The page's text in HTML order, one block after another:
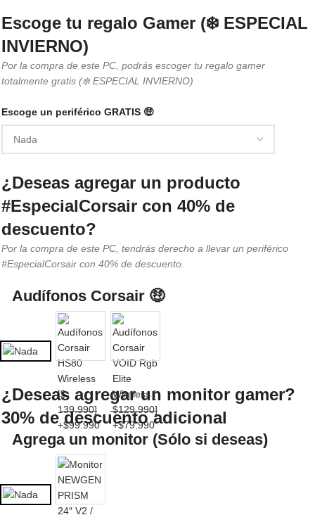
Escoge tu regalo Gamer (❄️ ESPECIAL
INVIERNO)
Por la compra de este PC, podrás escoger tu regalo gamer
totalmente gratis (❄️ ESPECIAL INVIERNO)
Escoge un periférico GRATIS 🤑
¿Deseas agregar un producto
#EspecialCorsair con 40% de
descuento?
Por la compra de este PC, tendrás derecho a llevar un periférico
#EspecialCorsair con 40% de descuento.
Audífonos Corsair 🤑
¿Deseas agregar un monitor gamer?
30% de descuento adicional
Agrega un monitor (Sólo si deseas)